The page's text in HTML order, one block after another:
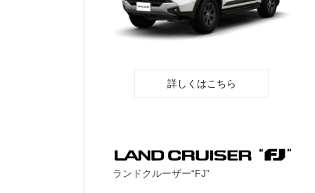
詳しくはこちら
ランドクルーザー“FJ”